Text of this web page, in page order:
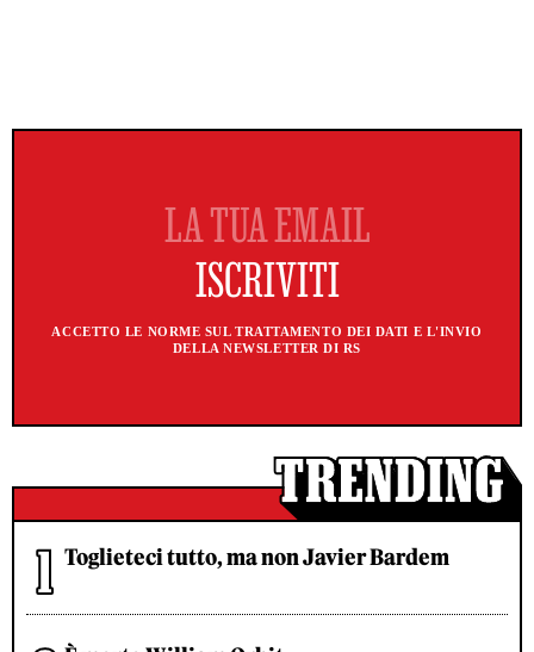
ACCETTO LE NORME SUL TRATTAMENTO DEI DATI E L'INVIO
DELLA NEWSLETTER DI RS
Toglieteci tutto, ma non Javier Bardem